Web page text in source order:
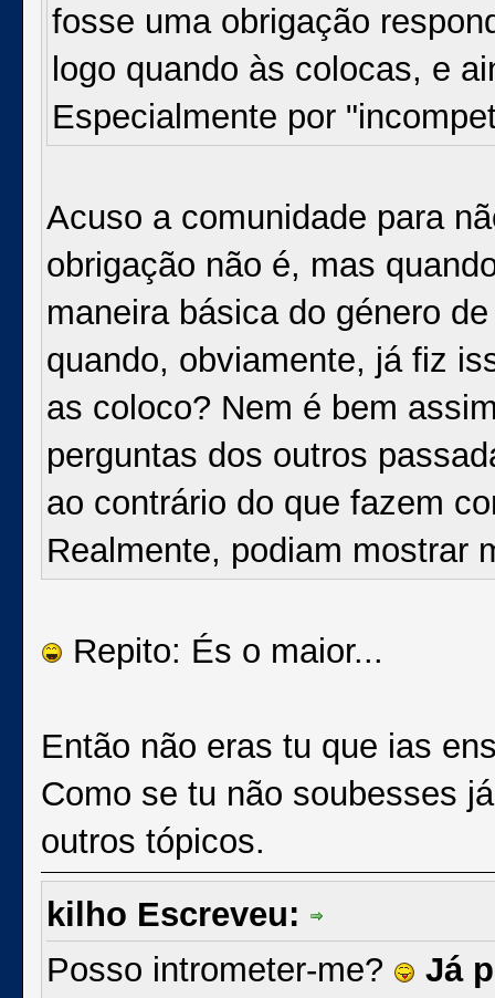
fosse uma obrigação
logo quando às colocas, e
Especialmente por
Acuso a comunidade para
obrigação não é, mas
maneira básica do género
quando, obviamente, já fiz
as coloco? Nem é bem
perguntas dos outros
ao contrário do que fazem
Realmente, podiam mostrar
Repito: És o maior...
Então não eras tu que ias
Como se tu não soubesses
outros tópicos.
kilho Escreveu:
Posso intrometer-me?
Já